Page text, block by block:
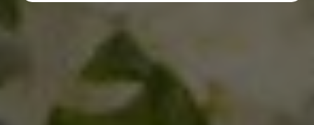
unsere Website noch weiter optimieren können.
Marketing Cookies werden von Drittanbietern oder